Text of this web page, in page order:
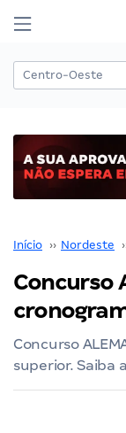
Início ›› Nordeste
Concurso
Concurso
superior. Saiba